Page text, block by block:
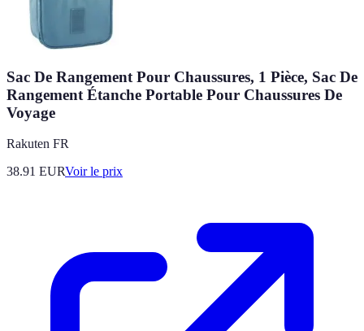
Sac De Rangement Pour Chaussures, 1 Pièce, Sac De
Rangement Étanche Portable Pour Chaussures De
Voyage
Rakuten FR
38.91 EURVoir le prix